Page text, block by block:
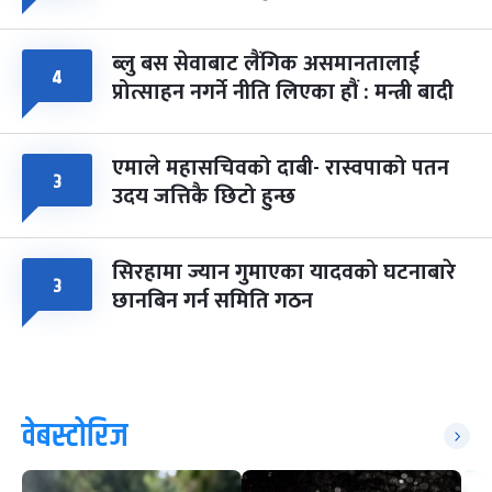
४ ब्लु बस सेवाबाट लैंगिक असमानतालाई
प्रोत्साहन नगर्ने नीति लिएका हौं : मन्त्री बादी
३ एमाले महासचिवको दाबी- रास्वपाको पतन
उदय जत्तिकै छिटो हुन्छ
३ सिरहामा ज्यान गुमाएका यादवको घटनाबारे
छानबिन गर्न समिति गठन
वेबस्टोरिज